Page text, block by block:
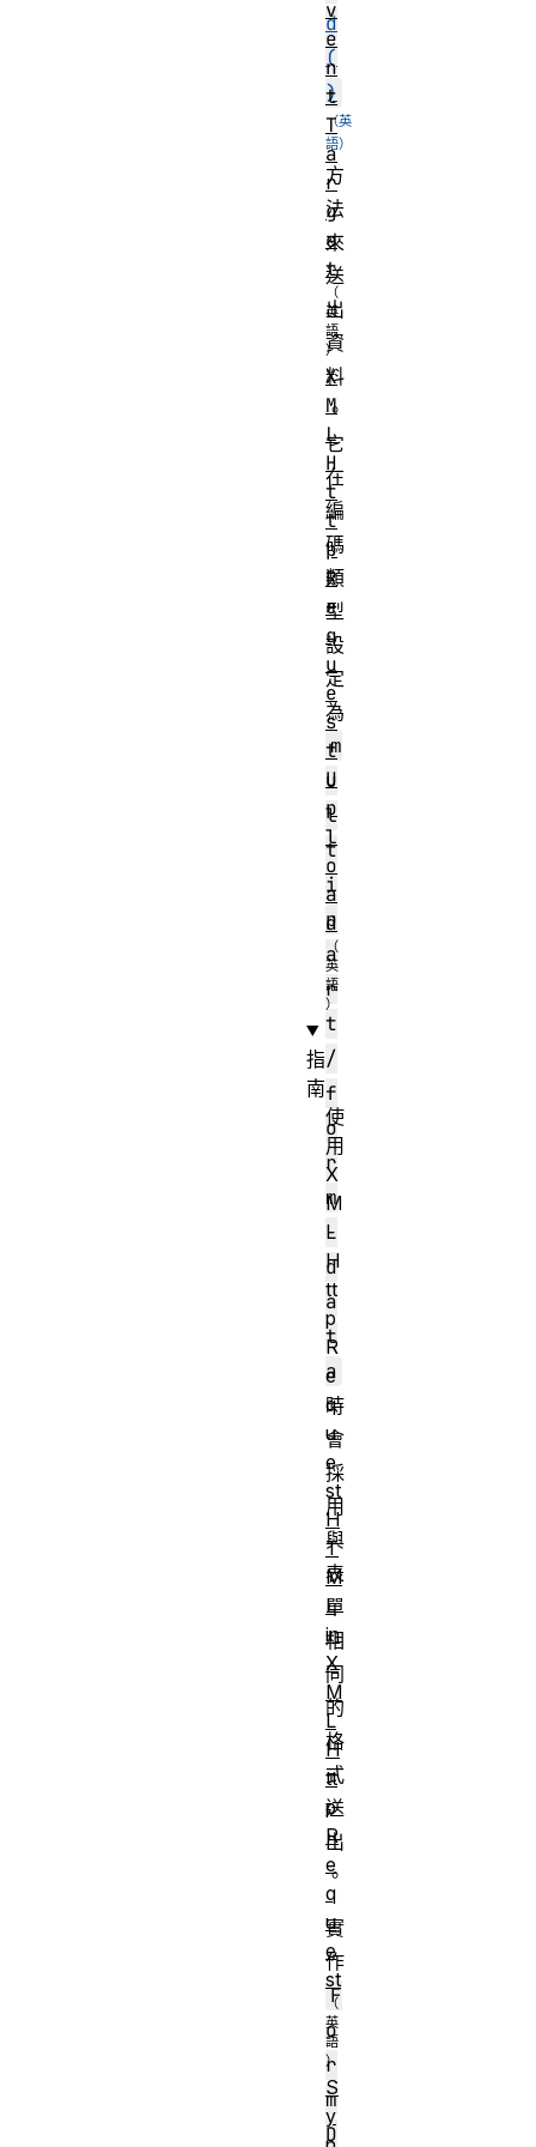
d
(
)
方
法
來
送
出
資
料
。
它
在
編
碼
類
型
設
定
為
m
u
l
t
i
p
a
r
t
/
f
o
r
m
-
d
a
t
a
時
會
採
用
與
表
單
相
同
的
格
式
送
出
。
實
作
F
o
r
m
D
v
e
n
t
T
a
r
g
e
t
X
M
L
H
t
t
p
R
e
q
u
e
s
t
U
p
l
o
a
d
指
南
使
用
X
M
L
H
tt
p
R
e
q
u
e
st
H
T
M
L
in
X
M
L
H
tt
p
R
e
q
u
e
st
S
y